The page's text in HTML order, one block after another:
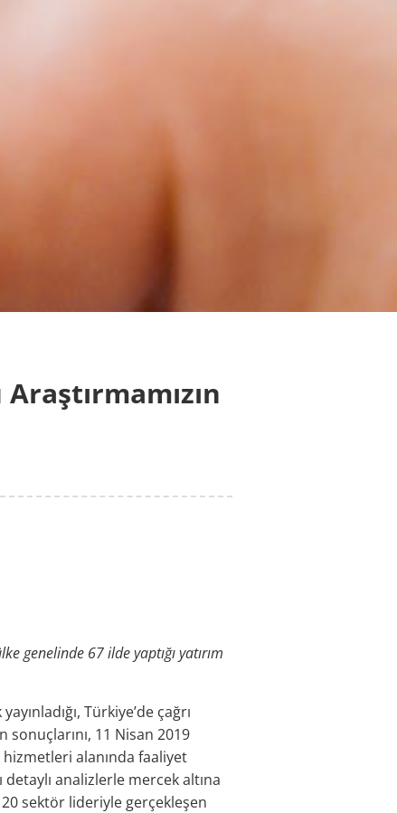
genelinde 67 ilde yaptığı yatırım
Türkiye’de çağrı
sonuçlarını, 11 Nisan 2019
alanında faaliyet
analizlerle mercek altına
sektör lideriyle gerçekleşen